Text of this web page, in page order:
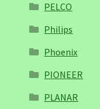
PELCO
Philips
Phoenix
PIONEER
PLANAR